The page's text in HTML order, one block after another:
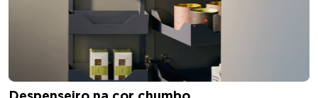
Despenseiro na cor chumbo